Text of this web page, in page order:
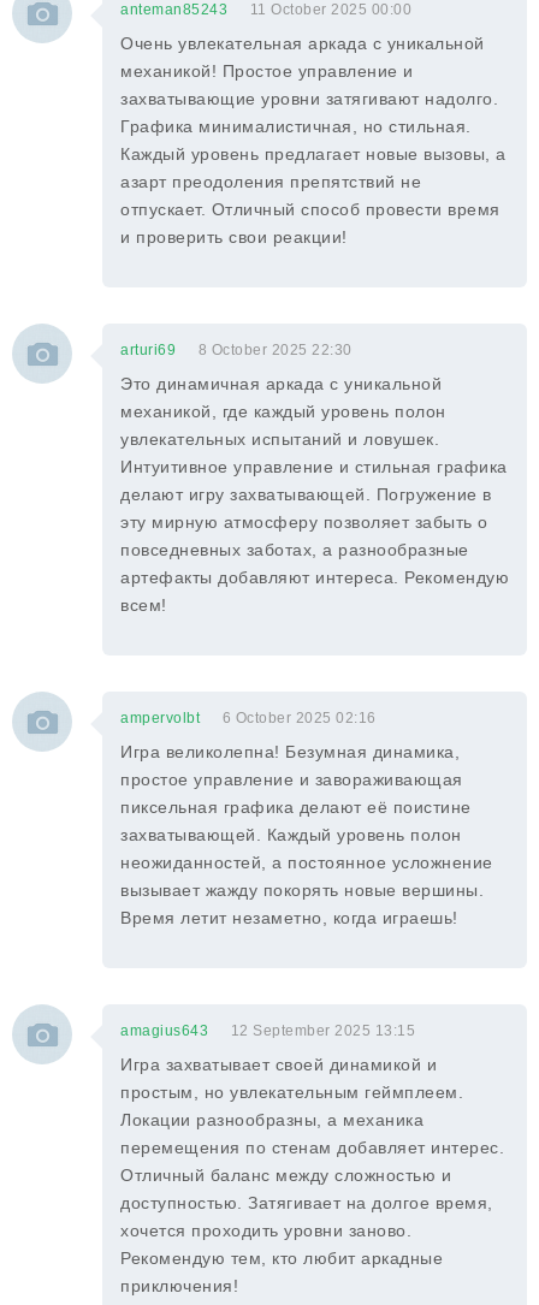
anteman85243 11 October 2025 00:00
Очень увлекательная аркада с уникальной
механикой! Простое управление и
захватывающие уровни затягивают надолго.
Графика минималистичная, но стильная.
Каждый уровень предлагает новые вызовы, а
азарт преодоления препятствий не
отпускает. Отличный способ провести время
и проверить свои реакции!
arturi69 8 October 2025 22:30
Это динамичная аркада с уникальной
механикой, где каждый уровень полон
увлекательных испытаний и ловушек.
Интуитивное управление и стильная графика
делают игру захватывающей. Погружение в
эту мирную атмосферу позволяет забыть о
повседневных заботах, а разнообразные
артефакты добавляют интереса. Рекомендую
всем!
ampervolbt 6 October 2025 02:16
Игра великолепна! Безумная динамика,
простое управление и завораживающая
пиксельная графика делают её поистине
захватывающей. Каждый уровень полон
неожиданностей, а постоянное усложнение
вызывает жажду покорять новые вершины.
Время летит незаметно, когда играешь!
amagius643 12 September 2025 13:15
Игра захватывает своей динамикой и
простым, но увлекательным геймплеем.
Локации разнообразны, а механика
перемещения по стенам добавляет интерес.
Отличный баланс между сложностью и
доступностью. Затягивает на долгое время,
хочется проходить уровни заново.
Рекомендую тем, кто любит аркадные
приключения!